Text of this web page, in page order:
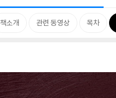
책소개 관련 동영상 목차